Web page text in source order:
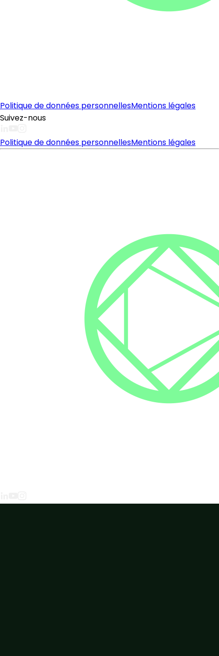
Politique de données personnellesMentions légales
Suivez-nous
Politique de données personnellesMentions légales